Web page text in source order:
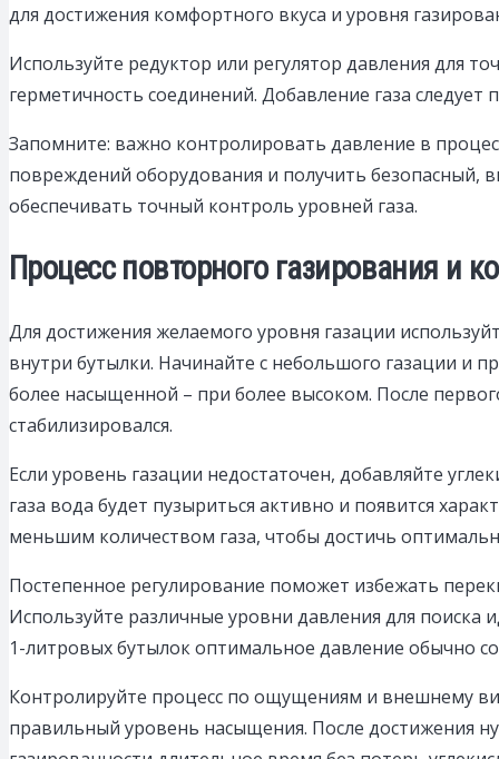
для достижения комфортного вкуса и уровня
Используйте редуктор или регулятор давления для
герметичность соединений. Добавление газа
Запомните: важно контролировать давление в
повреждений оборудования и получить безопасный,
обеспечивать точный контроль уровней газа.
Процесс повторного газирования и
Для достижения желаемого уровня газации
внутри бутылки. Начинайте с небольшого газации
более насыщенной – при более высоком. После
стабилизировался.
Если уровень газации недостаточен, добавляйте
газа вода будет пузыриться активно и появится
меньшим количеством газа, чтобы достичь
Постепенное регулирование поможет избежать
Используйте различные уровни давления для
1-литровых бутылок оптимальное давление обычно
Контролируйте процесс по ощущениям и внешнему
правильный уровень насыщения. После достижения